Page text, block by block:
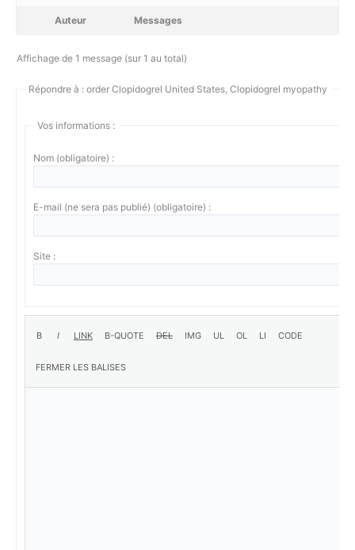
Auteur Messages
Affichage de 1 message (sur 1 au total)
Répondre à : order Clopidogrel United States, Clopidogrel myopathy
Vos informations :
Nom (obligatoire) :
E-mail (ne sera pas publié) (obligatoire) :
Site :